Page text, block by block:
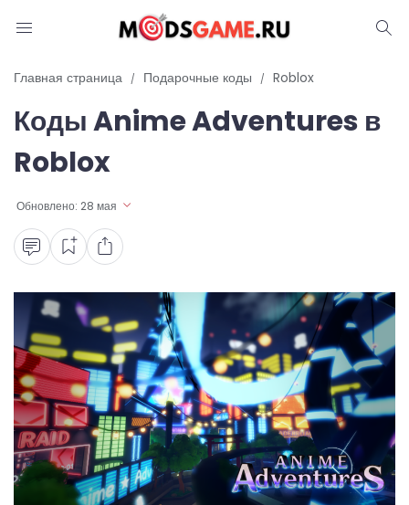
Блог
Читы и коды
Промокоды
Ошибки
Руководства
Roblox
Главная страница Подарочные коды Roblox
Коды Anime Adventures в
Roblox
Обновлено: 28 мая